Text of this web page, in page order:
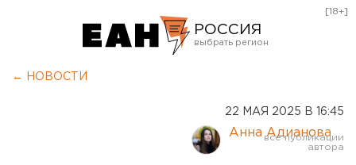
РОССИЯ
Курган
Оренбург
[18+]
← НОВОСТИ
22 МАЯ 2025 В 16:45
Анна Адианова